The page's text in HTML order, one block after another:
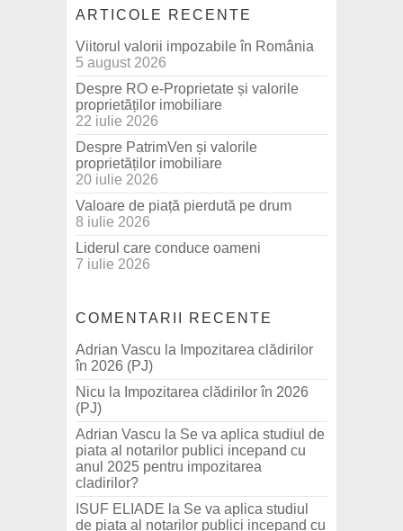
ARTICOLE RECENTE
Viitorul valorii impozabile în România
5 august 2026
Despre RO e-Proprietate și valorile
proprietăților imobiliare
22 iulie 2026
Despre PatrimVen și valorile
proprietăților imobiliare
20 iulie 2026
Valoare de piață pierdută pe drum
8 iulie 2026
Liderul care conduce oameni
7 iulie 2026
COMENTARII RECENTE
Adrian Vascu la Impozitarea clădirilor
în 2026 (PJ)
Nicu la Impozitarea clădirilor în 2026
(PJ)
Adrian Vascu la Se va aplica studiul de
piata al notarilor publici incepand cu
anul 2025 pentru impozitarea
cladirilor?
ISUF ELIADE la Se va aplica studiul
de piata al notarilor publici incepand cu